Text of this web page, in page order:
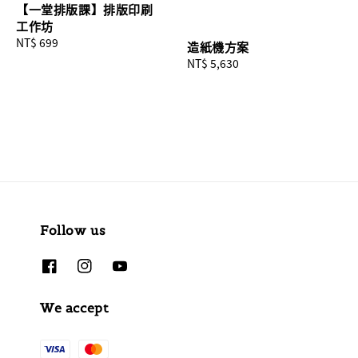
【一堂排版課】排版印刷
工作坊
Regular
NT$ 699 造紙機方案
Regular
NT$ 5,630
Follow us
We accept